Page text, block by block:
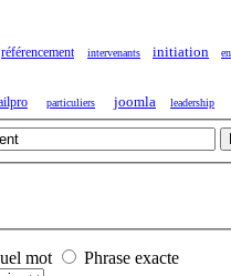
référencement intervenants initiation
particuliers joomla leadership
mot
Phrase exacte